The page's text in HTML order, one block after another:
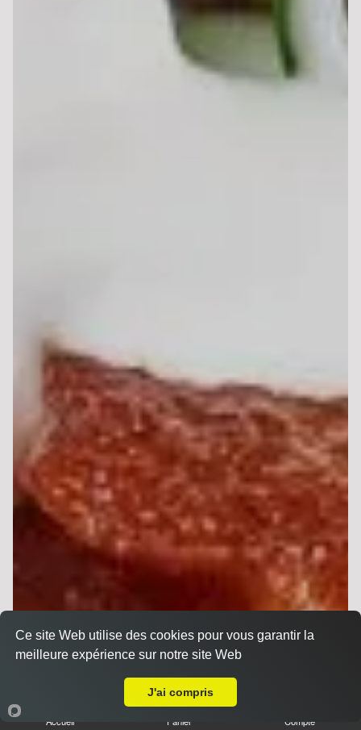
Accueil Panier Compte
Ce site Web utilise des cookies pour vous garantir la
meilleure expérience sur notre site Web
J'ai compris